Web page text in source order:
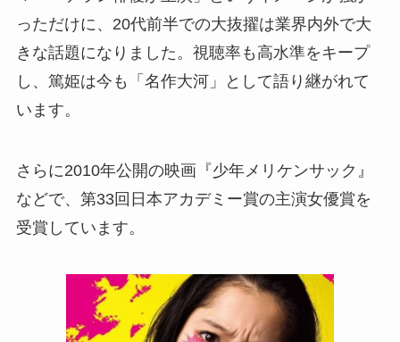
っただけに、20代前半での大抜擢は業界内外で大
きな話題になりました。視聴率も高水準をキープ
し、篤姫は今も「名作大河」として語り継がれて
います。
さらに2010年公開の映画『少年メリケンサック』
などで、第33回日本アカデミー賞の主演女優賞を
受賞しています。